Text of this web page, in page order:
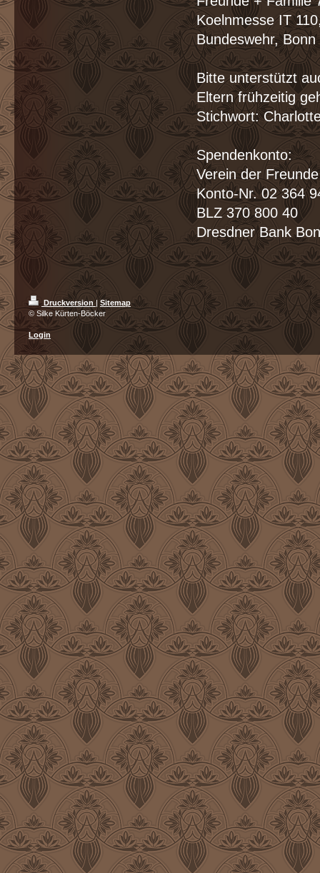
Koelnmesse IT
Bundeswehr,
Bitte unterstützt
Eltern frühzeitig
Stichwort:
Spendenkonto:
Verein der
Konto-Nr. 02 364
BLZ 370 800 40
Dresdner Bank
Druckversion| Sitemap
© Silke Kürten-Böcker
Login